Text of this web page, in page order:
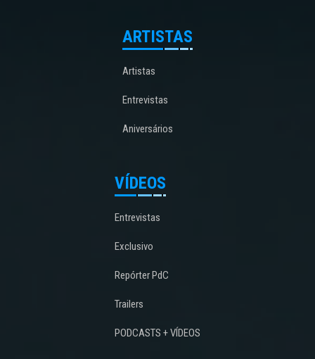
ARTISTAS
Artistas
Entrevistas
Aniversários
VÍDEOS
Entrevistas
Exclusivo
Repórter PdC
Trailers
PODCASTS + VÍDEOS